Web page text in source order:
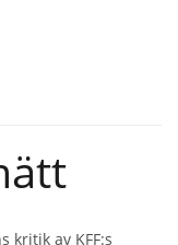
kritik av KFF:s